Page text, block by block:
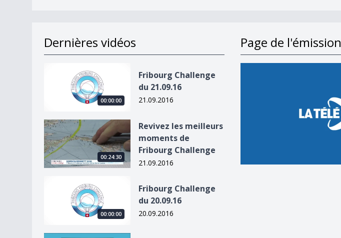
Dernières vidéos
Fribourg Challenge du 21.09.16
00:00:00
Fribourg Challenge
du 21.09.16
21.09.2016
Revivez les meilleurs moments de Fribourg Challenge
00:24:30
Revivez les meilleurs
moments de
Fribourg Challenge
21.09.2016
Fribourg Challenge du 20.09.16
00:00:00
Fribourg Challenge
du 20.09.16
20.09.2016
Page de l'émission